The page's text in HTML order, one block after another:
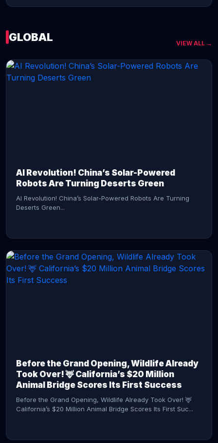
GLOBAL VIEW ALL →
AI Revolution! China’s Solar-Powered
Robots Are Turning Deserts Green
AI Revolution! China’s Solar-Powered Robots Are Turning
Deserts Green...
Before the Grand Opening, Wildlife Already
Took Over! 🦌 California’s $20 Million
Animal Bridge Scores Its First Success
Before the Grand Opening, Wildlife Already Took Over! 🦌
California’s $20 Million Animal Bridge Scores Its First Suc...